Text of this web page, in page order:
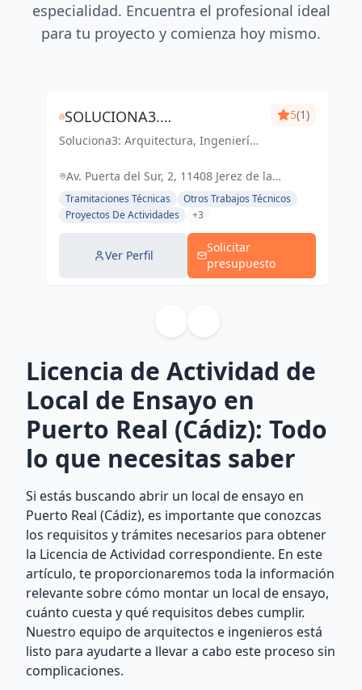
especialidad. Encuentra el profesional ideal
para tu proyecto y comienza hoy mismo.
SOLUCIONA3.
ARQUITECTURA-INGENIERÍA-
EFICIENCIA ENERGÉTICA
Soluciona3: Arquitectura, Ingeniería
integrales para tu proyecto en Cádiz
5(1)
Av. Puerta del Sur, 2, 11408 Jerez de la
Frontera, Cádiz, España, España
Tramitaciones Técnicas
Otros Trabajos Técnicos
Proyectos De Actividades
+3
Ver Perfil
Solicitar
presupuesto
Licencia de Actividad de
Local de Ensayo en
Puerto Real (Cádiz): Todo
lo que necesitas saber
Si estás buscando abrir un local de ensayo en
Puerto Real (Cádiz), es importante que conozcas
los requisitos y trámites necesarios para obtener
la Licencia de Actividad correspondiente. En este
artículo, te proporcionaremos toda la información
relevante sobre cómo montar un local de ensayo,
cuánto cuesta y qué requisitos debes cumplir.
Nuestro equipo de arquitectos e ingenieros está
listo para ayudarte a llevar a cabo este proceso sin
complicaciones.